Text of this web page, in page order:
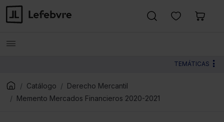
TEMÁTICAS
Catálogo
Derecho Mercantil
Memento Mercados Financieros 2020-2021